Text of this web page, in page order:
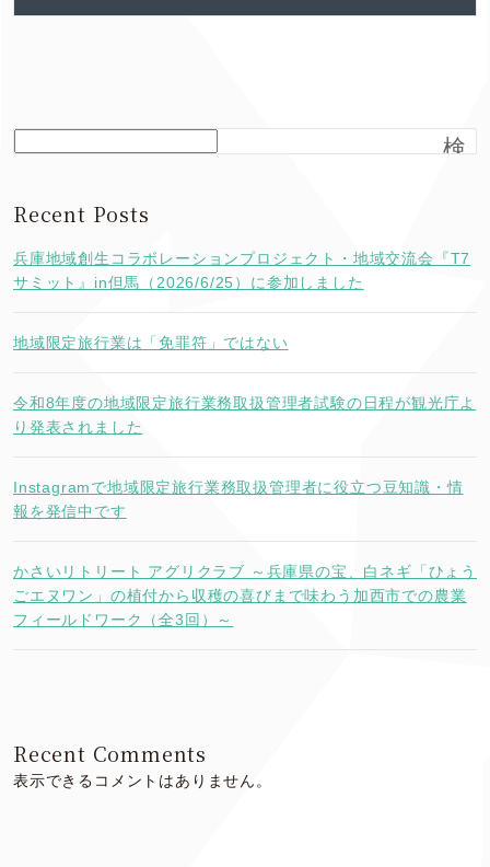
検
Recent Posts
兵庫地域創生コラボレーションプロジェクト・地域交流会『T7
サミット』in但馬（2026/6/25）に参加しました
地域限定旅行業は「免罪符」ではない
令和8年度の地域限定旅行業務取扱管理者試験の日程が観光庁よ
り発表されました
Instagramで地域限定旅行業務取扱管理者に役立つ豆知識・情
報を発信中です
かさいリトリート アグリクラブ ～兵庫県の宝、白ネギ「ひょう
ごエヌワン」の植付から収穫の喜びまで味わう加西市での農業
フィールドワーク（全3回）～
Recent Comments
表示できるコメントはありません。